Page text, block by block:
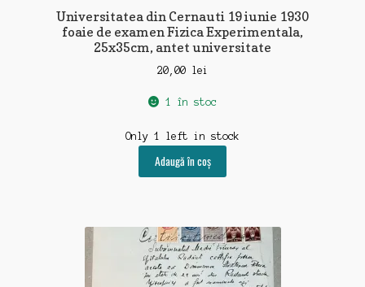
Universitatea din Cernauti 19 iunie 1930
foaie de examen Fizica Experimentala,
25x35cm, antet universitate
20,00 lei
1 în stoc
Only 1 left in stock
Adaugă în coș